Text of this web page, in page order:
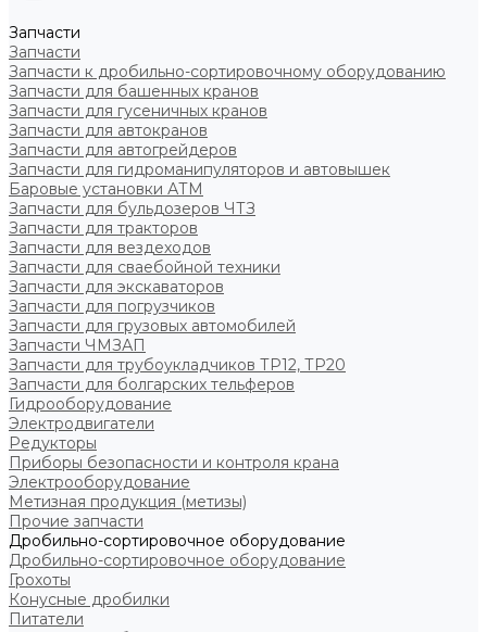
Запчасти
Запчасти
Запчасти к дробильно-сортировочному оборудованию
Запчасти для башенных кранов
Запчасти для гусеничных кранов
Запчасти для автокранов
Запчасти для автогрейдеров
Запчасти для гидроманипуляторов и автовышек
Баровые установки АТМ
Запчасти для бульдозеров ЧТЗ
Запчасти для тракторов
Запчасти для вездеходов
Запчасти для сваебойной техники
Запчасти для экскаваторов
Запчасти для погрузчиков
Запчасти для грузовых автомобилей
Запчасти ЧМЗАП
Запчасти для трубоукладчиков ТР12, ТР20
Запчасти для болгарских тельферов
Гидрооборудование
Электродвигатели
Редукторы
Приборы безопасности и контроля крана
Электрооборудование
Метизная продукция (метизы)
Прочие запчасти
Дробильно-сортировочное оборудование
Дробильно-сортировочное оборудование
Грохоты
Конусные дробилки
Питатели